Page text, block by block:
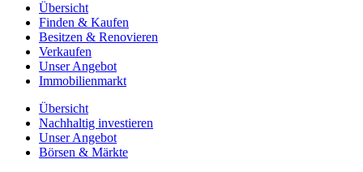
Übersicht
Finden & Kaufen
Besitzen & Renovieren
Verkaufen
Unser Angebot
Immobilienmarkt
Übersicht
Nachhaltig investieren
Unser Angebot
Börsen & Märkte